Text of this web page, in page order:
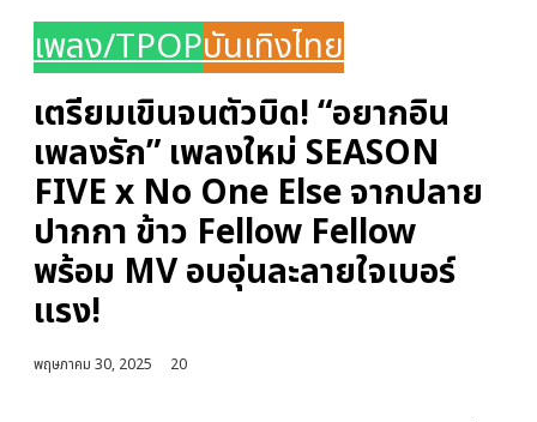
เพลง/TPOPบันเทิงไทย
เตรียมเขินจนตัวบิด! “อยากอิน
เพลงรัก” เพลงใหม่ SEASON
FIVE x No One Else จากปลาย
ปากกา ข้าว Fellow Fellow
พร้อม MV อบอุ่นละลายใจเบอร์
แรง!
พฤษภาคม 30, 2025 20